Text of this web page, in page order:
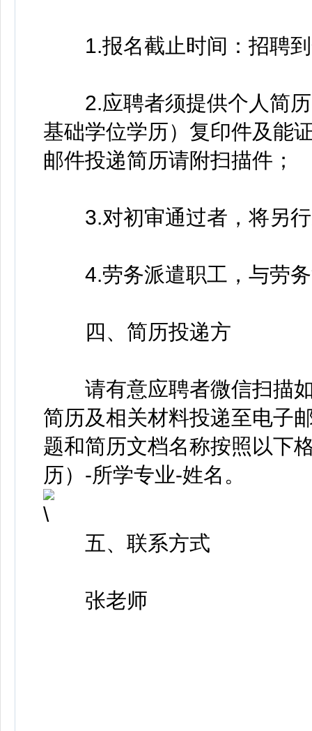
1.报名截止时间：招聘到
2.应聘者须提供个人简历
基础学位学历）复印件及能
邮件投递简历请附扫描件；
3.对初审通过者，将另行
4.劳务派遣职工，与劳务
四、简历投递方
请有意应聘者微信扫描如
简历及相关材料投递至电子
题和简历文档名称按照以下
历）-所学专业-姓名。
五、联系方式
张老师